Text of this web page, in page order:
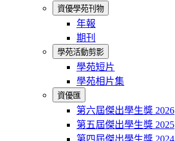
資優學苑刊物
年報
期刊
學苑活動剪影
學苑短片
學苑相片集
資優匯
第六屆傑出學生獎 2026
第五屆傑出學生獎 2025
第四屆傑出學生獎 2024